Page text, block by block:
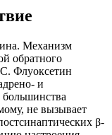
Механизм
обратного
Флуоксетин
и
не вызывает
β-